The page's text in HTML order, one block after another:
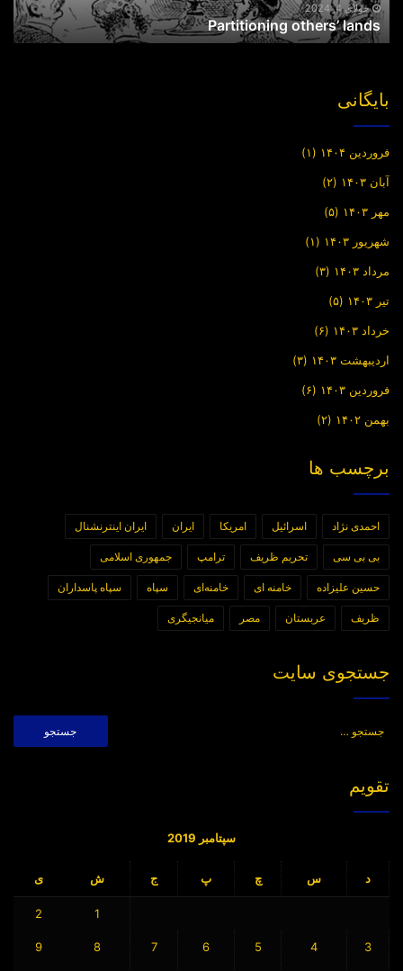
جولای 4, 2024
Partitioning others’ lands
بایگانی
فروردین ۱۴۰۴ (۱)
آبان ۱۴۰۳ (۲)
مهر ۱۴۰۳ (۵)
شهریور ۱۴۰۳ (۱)
مرداد ۱۴۰۳ (۳)
تیر ۱۴۰۳ (۵)
خرداد ۱۴۰۳ (۶)
اردیبهشت ۱۴۰۳ (۳)
فروردین ۱۴۰۳ (۶)
بهمن ۱۴۰۲ (۲)
برچسب ها
احمدی نژاد اسرائیل امریکا ایران ایران اینترنشنال
بی بی سی تحریم ظریف ترامپ جمهوری اسلامی
حسین علیزاده خامنه ای خامنه‌ای سپاه سپاه پاسداران
ظریف عربستان مصر میانجیگری
جستجوی سایت
تقویم
سپتامبر 2019
د س چ پ ج ش ی
1
2
3
4
5
6
7
8
9